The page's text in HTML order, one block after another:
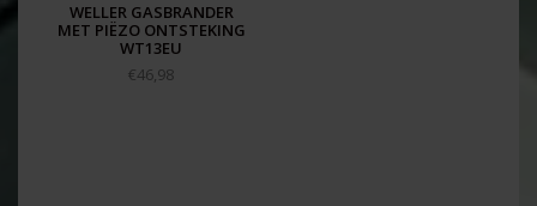
WELLER GASBRANDER
MET PIËZO ONTSTEKING
WT13EU
€46,98